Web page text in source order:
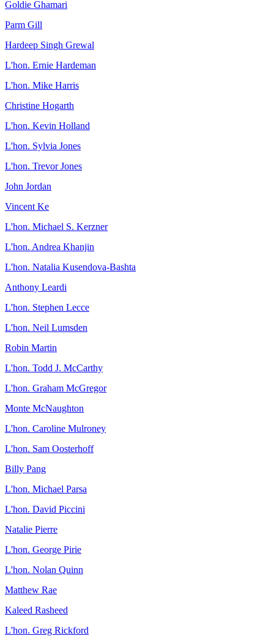
Goldie Ghamari
Parm Gill
Hardeep Singh Grewal
L'hon. Ernie Hardeman
L'hon. Mike Harris
Christine Hogarth
L'hon. Kevin Holland
L'hon. Sylvia Jones
L'hon. Trevor Jones
John Jordan
Vincent Ke
L'hon. Michael S. Kerzner
L'hon. Andrea Khanjin
L'hon. Natalia Kusendova-Bashta
Anthony Leardi
L'hon. Stephen Lecce
L'hon. Neil Lumsden
Robin Martin
L'hon. Todd J. McCarthy
L'hon. Graham McGregor
Monte McNaughton
L'hon. Caroline Mulroney
L'hon. Sam Oosterhoff
Billy Pang
L'hon. Michael Parsa
L'hon. David Piccini
Natalie Pierre
L'hon. George Pirie
L'hon. Nolan Quinn
Matthew Rae
Kaleed Rasheed
L'hon. Greg Rickford